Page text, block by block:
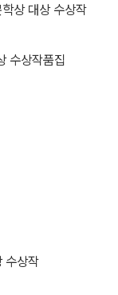
상 대상 수상작
수상작품집
수상작